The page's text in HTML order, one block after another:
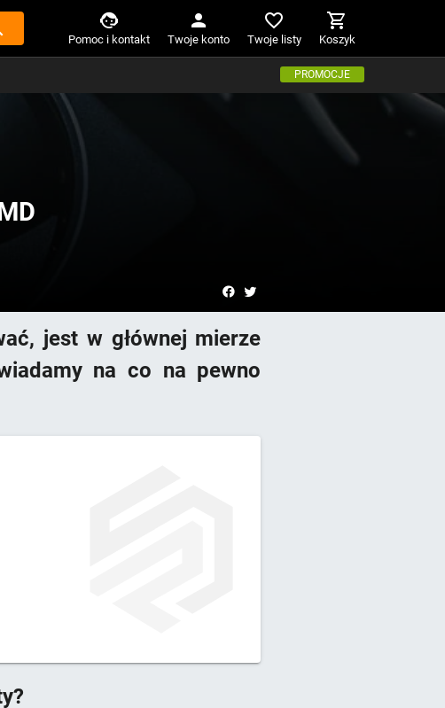
Pomoc i kontakt Twoje konto Twoje listy Koszyk
PROMOCJE
jest w głównej mierze
na co na pewno